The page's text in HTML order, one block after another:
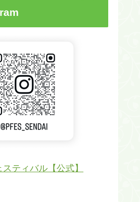
ティバル【公式】